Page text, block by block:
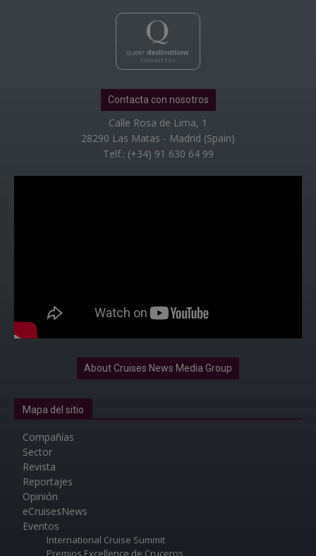
Contacta con nosotros
Calle Rosa de Lima, 1
28290 Las Matas - Madrid (Spain)
Telf.: (+34) 91 630 64 99
About Cruises News Media Group
Mapa del sitio
Compañías
Sector
Revista
Reportajes
Opinión
eCruisesNews
Eventos
International Cruise Summit
Premios Excellence de Cruceros